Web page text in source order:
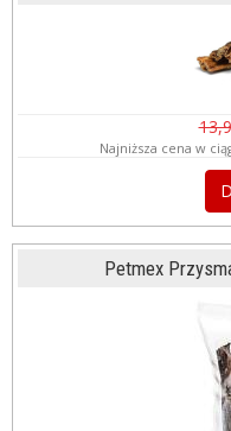
Najniższa cena w
Petmex